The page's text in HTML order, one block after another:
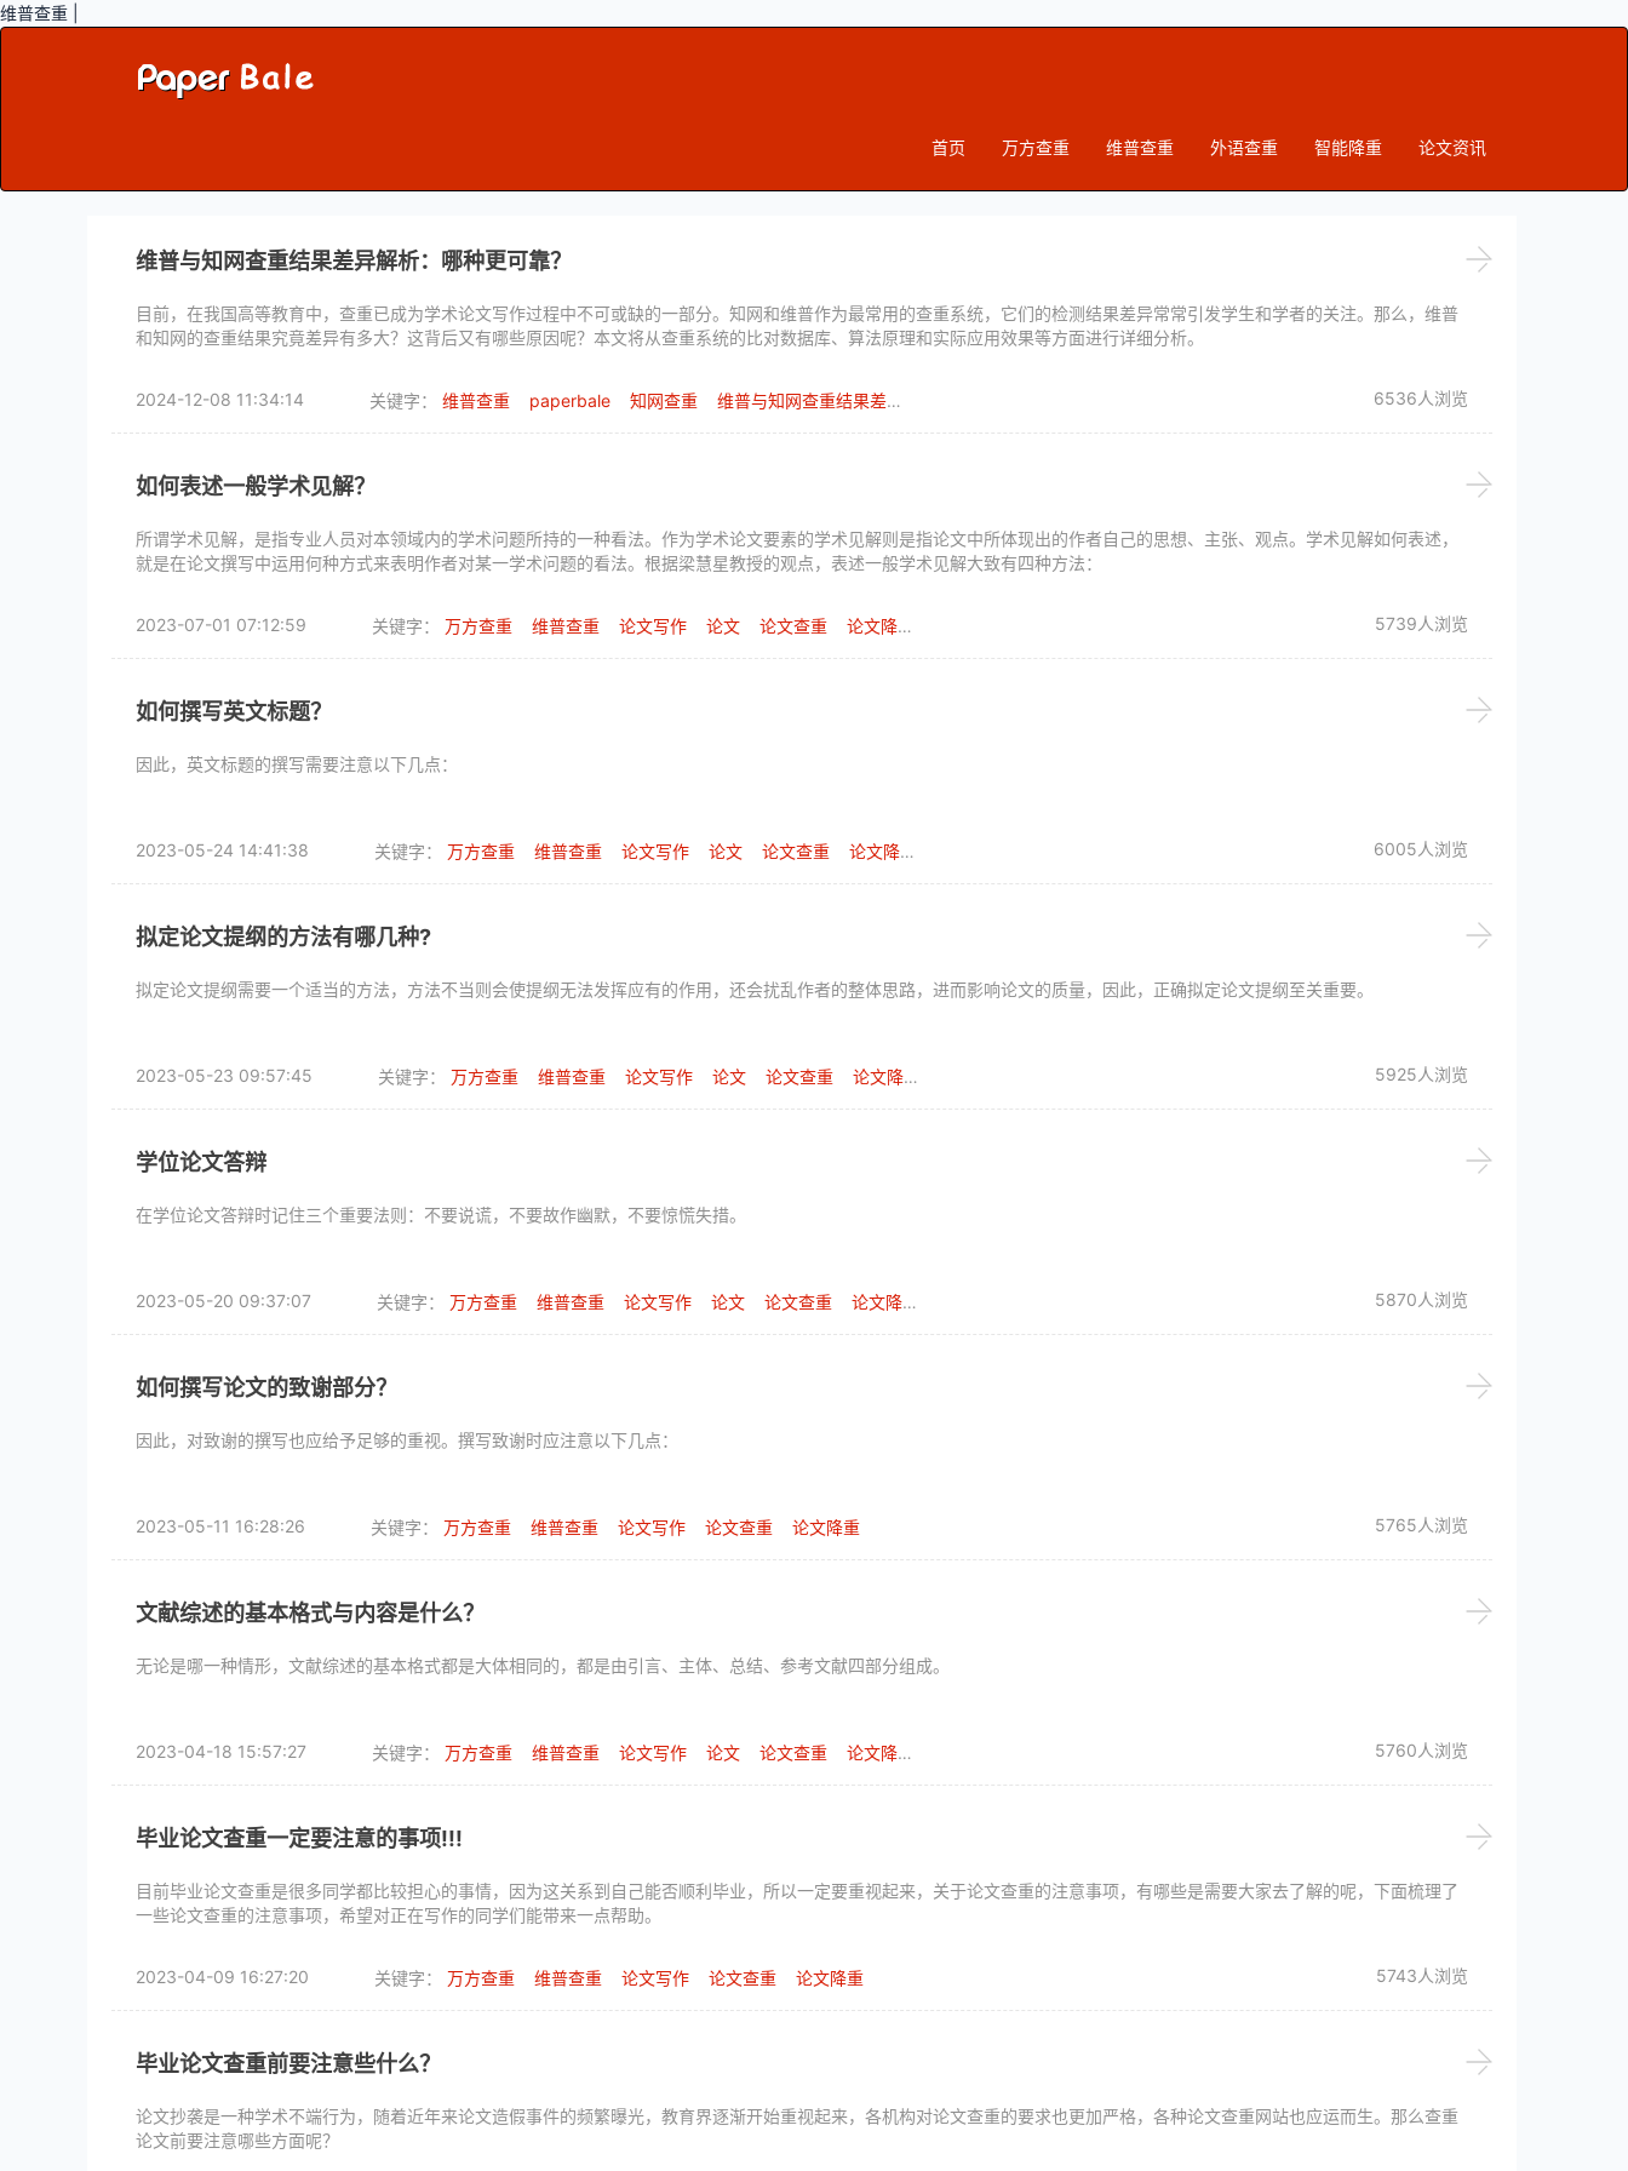
维普查重 |
首页 万方查重 维普查重 外语查重 智能降重 论文资讯
维普与知网查重结果差异解析：哪种更可靠？
目前，在我国高等教育中，查重已成为学术论文写作过程中不可或缺的一部分。知网和维普作为最常用的查重系统，它们的检测结果差异常常引发学生和学者的关注。那么，维普
和知网的查重结果究竟差异有多大？这背后又有哪些原因呢？本文将从查重系统的比对数据库、算法原理和实际应用效果等方面进行详细分析。
2024-12-08 11:34:14 关键字： 维普查重 paperbale 知网查重 维普与知网查重结果差异解析 6536人浏览
如何表述一般学术见解？
所谓学术见解，是指专业人员对本领域内的学术问题所持的一种看法。作为学术论文要素的学术见解则是指论文中所体现出的作者自己的思想、主张、观点。学术见解如何表述，
就是在论文撰写中运用何种方式来表明作者对某一学术问题的看法。根据梁慧星教授的观点，表述一般学术见解大致有四种方法：
2023-07-01 07:12:59 关键字： 万方查重 维普查重 论文写作 论文 论文查重 论文降重 5739人浏览
如何撰写英文标题？
因此，英文标题的撰写需要注意以下几点：
2023-05-24 14:41:38 关键字： 万方查重 维普查重 论文写作 论文 论文查重 论文降重 6005人浏览
拟定论文提纲的方法有哪几种?
拟定论文提纲需要一个适当的方法，方法不当则会使提纲无法发挥应有的作用，还会扰乱作者的整体思路，进而影响论文的质量，因此，正确拟定论文提纲至关重要。
2023-05-23 09:57:45 关键字： 万方查重 维普查重 论文写作 论文 论文查重 论文降重 5925人浏览
学位论文答辩
在学位论文答辩时记住三个重要法则：不要说谎，不要故作幽默，不要惊慌失措。
2023-05-20 09:37:07 关键字： 万方查重 维普查重 论文写作 论文 论文查重 论文降重 5870人浏览
如何撰写论文的致谢部分？
因此，对致谢的撰写也应给予足够的重视。撰写致谢时应注意以下几点：
2023-05-11 16:28:26 关键字： 万方查重 维普查重 论文写作 论文查重 论文降重 5765人浏览
文献综述的基本格式与内容是什么？
无论是哪一种情形，文献综述的基本格式都是大体相同的，都是由引言、主体、总结、参考文献四部分组成。
2023-04-18 15:57:27 关键字： 万方查重 维普查重 论文写作 论文 论文查重 论文降重 5760人浏览
毕业论文查重一定要注意的事项!!!
目前毕业论文查重是很多同学都比较担心的事情，因为这关系到自己能否顺利毕业，所以一定要重视起来，关于论文查重的注意事项，有哪些是需要大家去了解的呢，下面梳理了
一些论文查重的注意事项，希望对正在写作的同学们能带来一点帮助。
2023-04-09 16:27:20 关键字： 万方查重 维普查重 论文写作 论文查重 论文降重 5743人浏览
毕业论文查重前要注意些什么？
论文抄袭是一种学术不端行为，随着近年来论文造假事件的频繁曝光，教育界逐渐开始重视起来，各机构对论文查重的要求也更加严格，各种论文查重网站也应运而生。那么查重
论文前要注意哪些方面呢？